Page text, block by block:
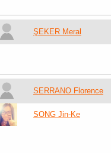
ŞEKER Meral
SERRANO Florence
SONG Jin-Ke